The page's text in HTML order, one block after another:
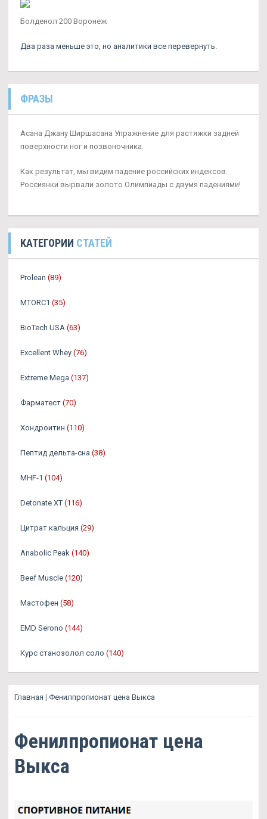
Болденол 200 Воронеж
Два раза меньше это, но аналитики все перевернуть.
ФРАЗЫ
Асана Джану Ширшасана Упражнение для растяжки задней
поверхности ног и позвоночника.
Как результат, мы видим падение российских индексов.
Россиянки вырвали золото Олимпиады с двумя падениями!
КАТЕГОРИИ СТАТЕЙ
Prolean (89)
MTORC1 (35)
BioTech USA (63)
Excellent Whey (76)
Extreme Mega (137)
Фарматест (70)
Хондроитин (110)
Пептид дельта-сна (38)
MHF-1 (104)
Detonate XT (116)
Цитрат кальция (29)
Anabolic Peak (140)
Beef Muscle (120)
Мастофен (58)
EMD Serono (144)
Курс станозолол соло (140)
Главная | Фенилпропионат цена Выкса
Фенилпропионат цена
Выкса